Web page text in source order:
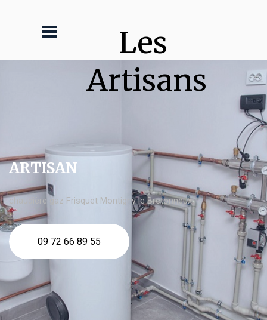
Les
Artisans
ARTISAN
chaudière gaz Frisquet Montigny le Bretonneux
09 72 66 89 55